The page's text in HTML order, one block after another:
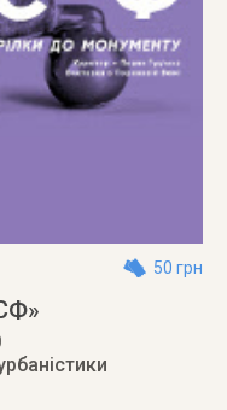
50 грн